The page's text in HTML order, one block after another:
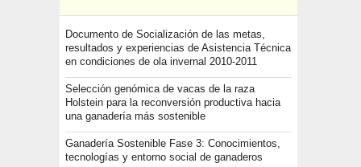
Documento de Socialización de las metas,
resultados y experiencias de Asistencia Técnica
en condiciones de ola invernal 2010-2011
Selección genómica de vacas de la raza
Holstein para la reconversión productiva hacia
una ganadería más sostenible
Ganadería Sostenible Fase 3: Conocimientos,
tecnologías y entorno social de ganaderos